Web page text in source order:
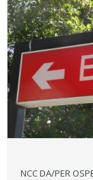
NCC DA/PER